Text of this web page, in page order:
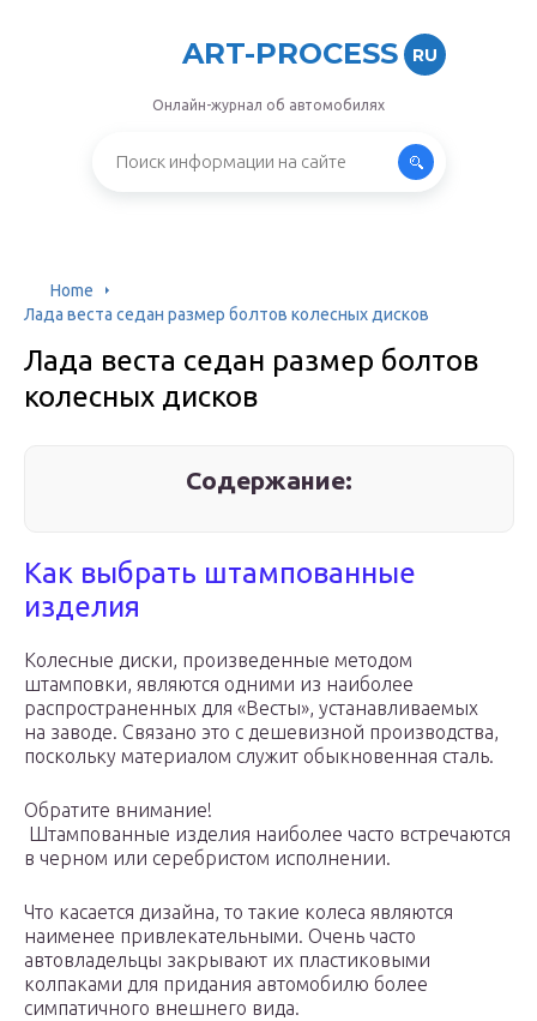
ART-PROCESS RU
Онлайн-журнал об автомобилях
Home
Лада веста седан размер болтов колесных дисков
Лада веста седан размер болтов
колесных дисков
Содержание:
Как выбрать штампованные
изделия
Колесные диски, произведенные методом
штамповки, являются одними из наиболее
распространенных для «Весты», устанавливаемых
на заводе. Связано это с дешевизной производства,
поскольку материалом служит обыкновенная сталь.
Обратите внимание!
Штампованные изделия наиболее часто встречаются
в черном или серебристом исполнении.
Что касается дизайна, то такие колеса являются
наименее привлекательными. Очень часто
автовладельцы закрывают их пластиковыми
колпаками для придания автомобилю более
симпатичного внешнего вида.